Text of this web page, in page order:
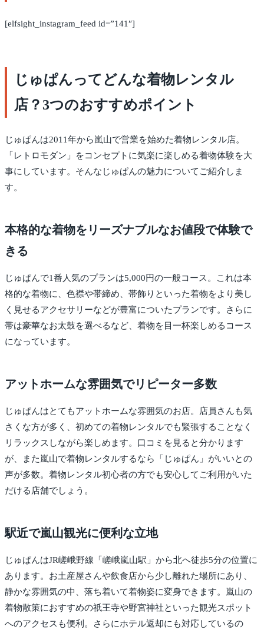
[elfsight_instagram_feed id=”141″]
じゅぱんってどんな着物レンタル
店？3つのおすすめポイント
じゅぱんは2011年から嵐山で営業を始めた着物レンタル店。
「レトロモダン」をコンセプトに気楽に楽しめる着物体験を大
事にしています。そんなじゅぱんの魅力についてご紹介しま
す。
本格的な着物をリーズナブルなお値段で体験で
きる
じゅぱんで1番人気のプランは5,000円の一般コース。これは本
格的な着物に、色襟や帯締め、帯飾りといった着物をより美し
く見せるアクセサリーなどが豊富についたプランです。さらに
帯は豪華なお太鼓を選べるなど、着物を目一杯楽しめるコース
になっています。
アットホームな雰囲気でリピーター多数
じゅぱんはとてもアットホームな雰囲気のお店。店員さんも気
さくな方が多く、初めての着物レンタルでも緊張することなく
リラックスしながら楽しめます。口コミを見ると分かります
が、また嵐山で着物レンタルするなら「じゅぱん」がいいとの
声が多数。着物レンタル初心者の方でも安心してご利用がいた
だける店舗でしょう。
駅近で嵐山観光に便利な立地
じゅぱんはJR嵯峨野線「嵯峨嵐山駅」から北へ徒歩5分の位置に
あります。お土産屋さんや飲食店から少し離れた場所にあり、
静かな雰囲気の中、落ち着いて着物姿に変身できます。嵐山の
着物散策におすすめの祇王寺や野宮神社といった観光スポット
へのアクセスも便利。さらにホテル返却にも対応しているの